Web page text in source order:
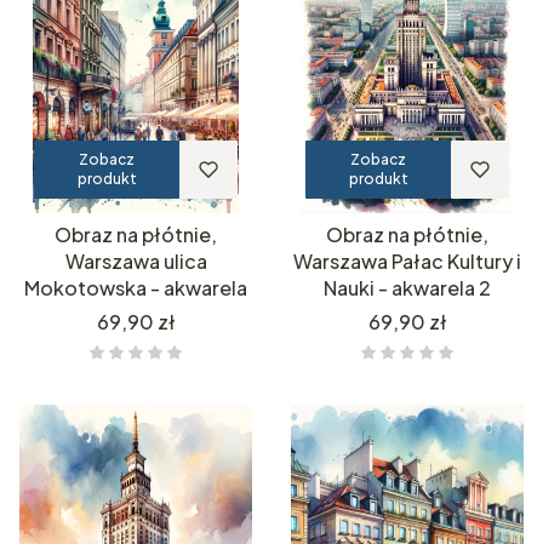
Zobacz
produkt
Obraz na płótnie,
Warszawa ulica
Mokotowska - akwarela
Cena
69,90 zł
Zobacz
produkt
Obraz na płótnie,
Warszawa Pałac Kultury i
Nauki - akwarela 2
Cena
69,90 zł